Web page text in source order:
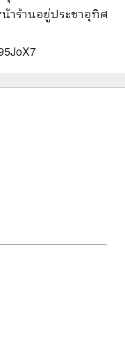
าร้านอยู่ประชาอุทิศ